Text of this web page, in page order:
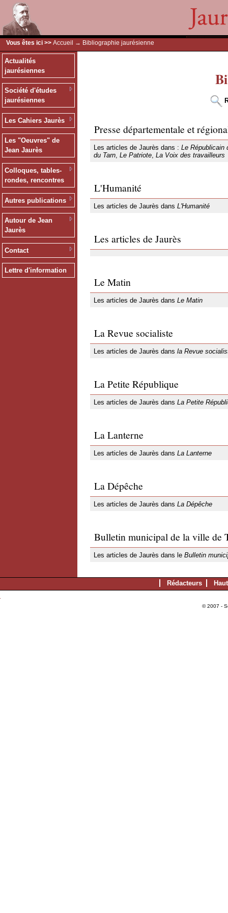
Vous êtes ici >> Accueil → Bibliographie jaurésienne
Actualités
jaurésiennes
Société d'études
jaurésiennes
Les Cahiers Jaurès
Les "Oeuvres" de
Jean Jaurès
Colloques, tables-
rondes, rencontres
Autres publications
Autour de Jean
Jaurès
Contact
Lettre d'information
Presse départementale et
Les articles de Jaurès dans : Le Républicain
du Tarn, Le Patriote, La Voix des travailleurs
L'Humanité
Les articles de Jaurès dans L'Humanité
Les articles de Jaurès
Le Matin
Les articles de Jaurès dans Le Matin
La Revue socialiste
Les articles de Jaurès dans la Revue
La Petite République
Les articles de Jaurès dans La Petite
La Lanterne
Les articles de Jaurès dans La Lanterne
La Dépêche
Les articles de Jaurès dans La Dépêche
Bulletin municipal de la ville de
Les articles de Jaurès dans le Bulletin
Rédacteurs
© 2007 -